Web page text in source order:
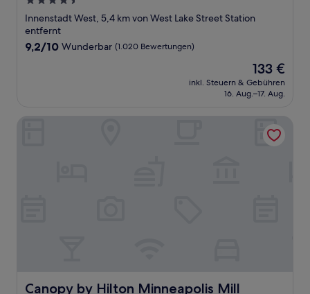
Sterne-
Unterkunft
Innenstadt West, 5,4 km von West Lake Street Station
entfernt
9.2
9,2/10 Wunderbar (1.020 Bewertungen)
Der
Preis
beträgt
133 €
inkl. Steuern & Gebühren
16. Aug.–17. Aug.
Canopy by Hilton Minneapolis Mill
Canopy by Hilton Minneapolis Mill District